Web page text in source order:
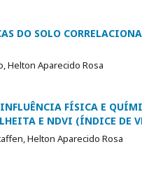
DO SOLO
Helton Aparecido Rosa
FÍSICA E
E NDVI (ÍNDICE DE
Helton Aparecido Rosa